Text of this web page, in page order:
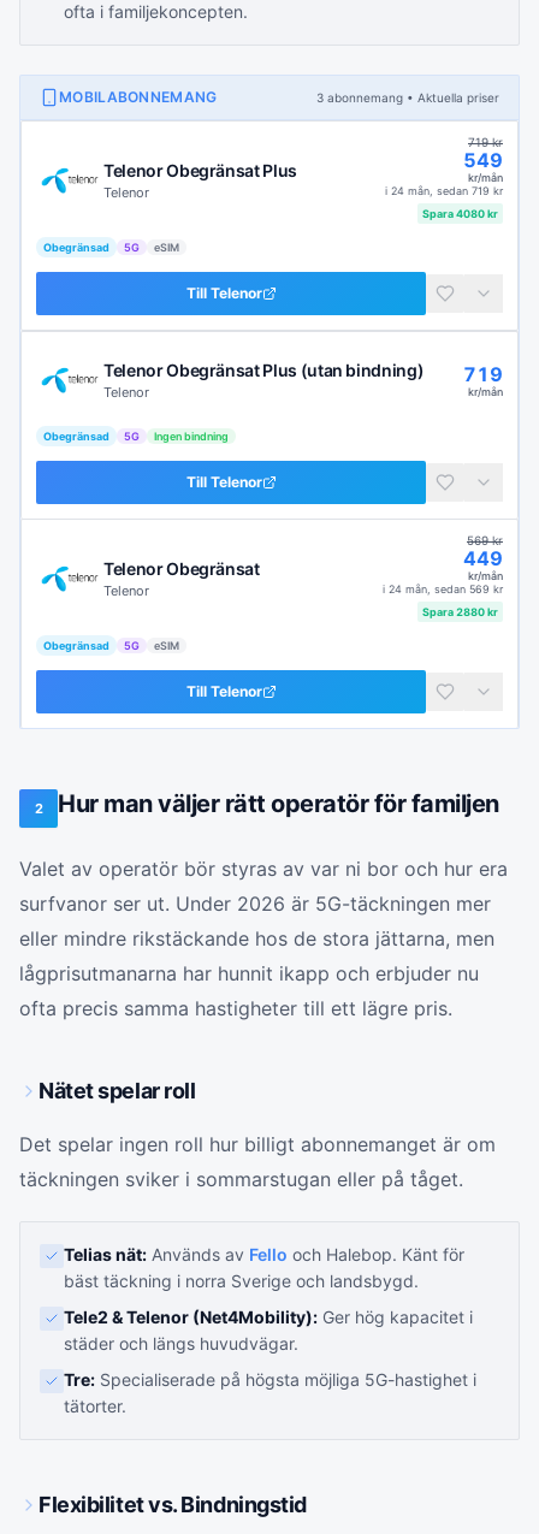
ofta i familjekoncepten.
MOBILABONNEMANG 3 abonnemang • Aktuella priser
Telenor Obegränsat Plus
Telenor
719kr
549
kr/mån
i 24 mån , sedan 719 kr
Spara4080kr
Obegränsad 5G eSIM
Till Telenor
Telenor Obegränsat Plus (utan bindning)
Telenor
719
kr/mån
Obegränsad 5G Ingen bindning
Till Telenor
Telenor Obegränsat
Telenor
569kr
449
kr/mån
i 24 mån , sedan 569 kr
Spara2880kr
Obegränsad 5G eSIM
Till Telenor
2 Hur man väljer rätt operatör för familjen
Valet av operatör bör styras av var ni bor och hur era
surfvanor ser ut. Under 2026 är 5G-täckningen mer
eller mindre rikstäckande hos de stora jättarna, men
lågprisutmanarna har hunnit ikapp och erbjuder nu
ofta precis samma hastigheter till ett lägre pris.
Nätet spelar roll
Det spelar ingen roll hur billigt abonnemanget är om
täckningen sviker i sommarstugan eller på tåget.
Telias nät: Används av Fello och Halebop. Känt för
bäst täckning i norra Sverige och landsbygd.
Tele2 & Telenor (Net4Mobility): Ger hög kapacitet i
städer och längs huvudvägar.
Tre: Specialiserade på högsta möjliga 5G-hastighet i
tätorter.
Flexibilitet vs. Bindningstid